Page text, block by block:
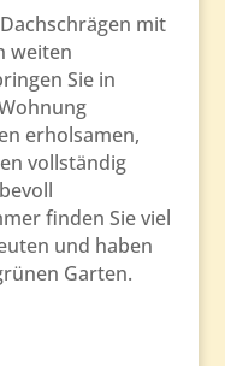
mit
weiten
Sie in
erholsamen,
vollständig
finden Sie viel
und haben
Garten.